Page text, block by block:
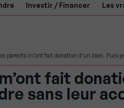
Investir / Financer Les
parents m’ont fait donation d’un bien. Puis-
fait
sans leur